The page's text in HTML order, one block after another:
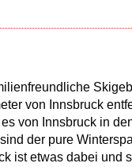
von Innsbruck
von Innsbruck in
der pure
ist etwas dabei und